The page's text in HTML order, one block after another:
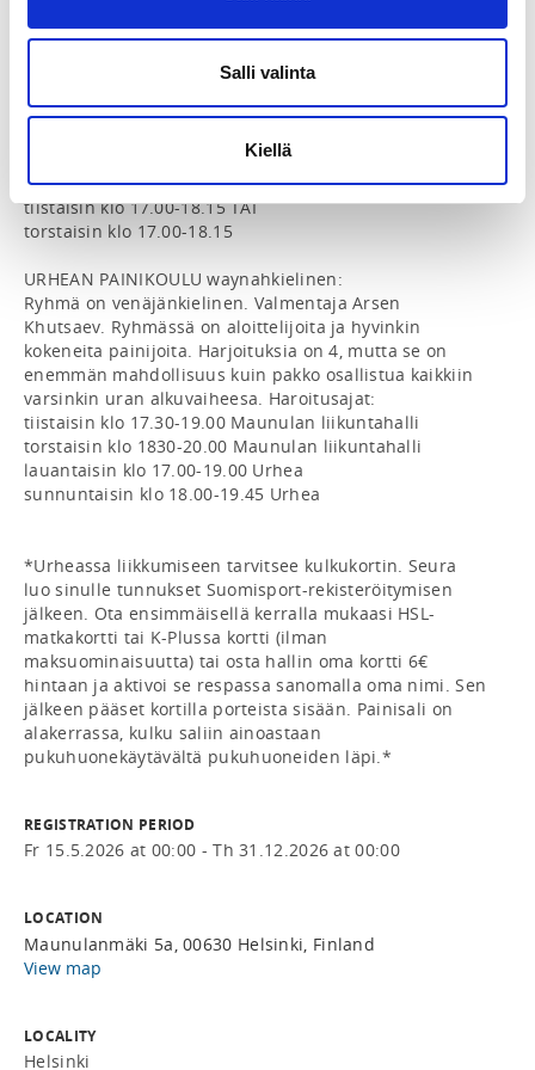
Salli valinta
Kiellä
torstaisin klo 17:15-18:30
tiistaisin klo 17.00-18.15 JA
MÄKELÄNRINTEEN PAINIKOULU B 1 x viikossa
tiistaisin klo 17.00-18.15 TAI
torstaisin klo 17.00-18.15
URHEAN PAINIKOULU waynahkielinen:
Ryhmä on venäjänkielinen. Valmentaja Arsen
Khutsaev. Ryhmässä on aloittelijoita ja hyvinkin
kokeneita painijoita. Harjoituksia on 4, mutta se on
enemmän mahdollisuus kuin pakko osallistua kaikkiin
varsinkin uran alkuvaiheesa. Haroitusajat:
tiistaisin klo 17.30-19.00 Maunulan liikuntahalli
torstaisin klo 1830-20.00 Maunulan liikuntahalli
lauantaisin klo 17.00-19.00 Urhea
sunnuntaisin klo 18.00-19.45 Urhea
*Urheassa liikkumiseen tarvitsee kulkukortin. Seura
luo sinulle tunnukset Suomisport-rekisteröitymisen
jälkeen. Ota ensimmäisellä kerralla mukaasi HSL-
matkakortti tai K-Plussa kortti (ilman
maksuominaisuutta) tai osta hallin oma kortti 6€
hintaan ja aktivoi se respassa sanomalla oma nimi. Sen
jälkeen pääset kortilla porteista sisään. Painisali on
alakerrassa, kulku saliin ainoastaan
pukuhuonekäytävältä pukuhuoneiden läpi.*
REGISTRATION PERIOD
Fr 15.5.2026 at 00:00 - Th 31.12.2026 at 00:00
LOCATION
Maunulanmäki 5a, 00630 Helsinki, Finland
View map
LOCALITY
Helsinki